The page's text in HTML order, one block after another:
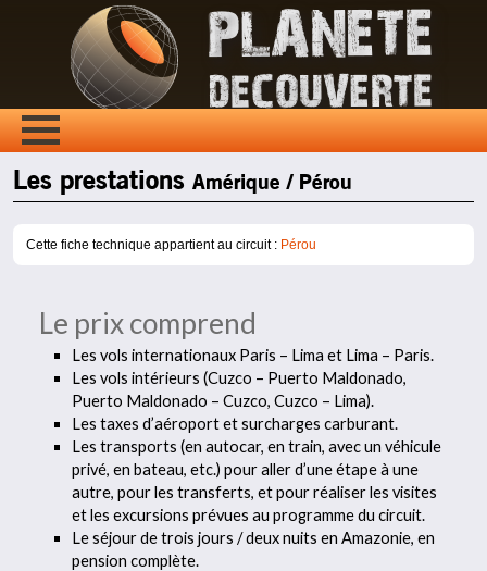
Les prestationsAmérique / Pérou
Cette fiche technique appartient au circuit : Pérou
Le prix comprend
Les vols internationaux Paris – Lima et Lima – Paris.
Les vols intérieurs (Cuzco – Puerto Maldonado,
Puerto Maldonado – Cuzco, Cuzco – Lima).
Les taxes d’aéroport et surcharges carburant.
Les transports (en autocar, en train, avec un véhicule
privé, en bateau, etc.) pour aller d’une étape à une
autre, pour les transferts, et pour réaliser les visites
et les excursions prévues au programme du circuit.
Le séjour de trois jours / deux nuits en Amazonie, en
pension complète.